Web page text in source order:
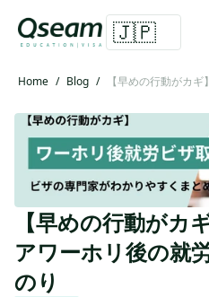
Home / Blog / 【早めの行動がカ
【早めの行動がカ
アワーホリ後の就
のり
🇯🇵